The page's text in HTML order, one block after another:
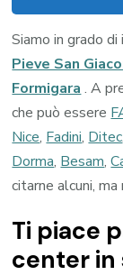
Siamo in grado
Pieve San
Formigara . A
che può essere
Nice, Fadini, Ditec,
Dorma, Besam,
citarne alcuni,
Ti piace
center in